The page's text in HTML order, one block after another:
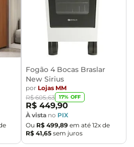
despesas são de
produto e certifique-se de
por supostos elevadores,
de sua residência.
Fogão 4 Bocas Braslar
New Sirius
por Lojas MM
R$ 605,63 17% OFF
R$ 449,90
À vista no PIX
Ou R$ 499,89 em até 12x de
R$ 41,65 sem juros